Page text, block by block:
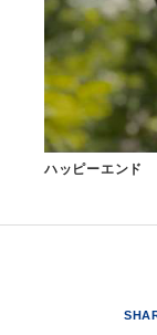
ハッピーエンド